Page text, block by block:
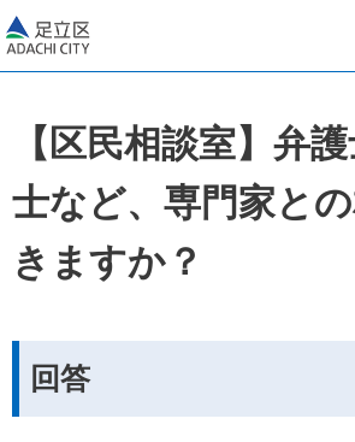
【区民相談室】弁
士など、専門家と
きますか？
回答